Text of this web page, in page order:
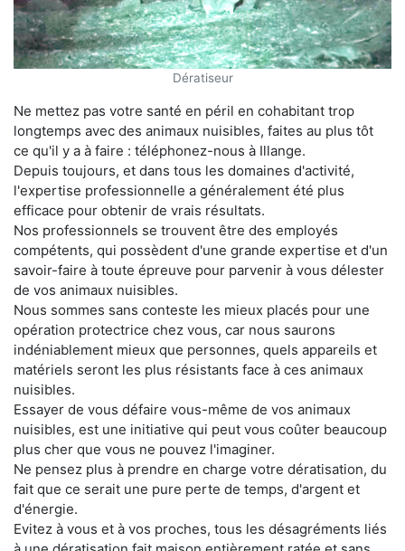
Dératiseur
Ne mettez pas votre santé en péril en cohabitant trop
longtemps avec des animaux nuisibles, faites au plus tôt
ce qu'il y a à faire : téléphonez-nous à Illange.
Depuis toujours, et dans tous les domaines d'activité,
l'expertise professionnelle a généralement été plus
efficace pour obtenir de vrais résultats.
Nos professionnels se trouvent être des employés
compétents, qui possèdent d'une grande expertise et d'un
savoir-faire à toute épreuve pour parvenir à vous délester
de vos animaux nuisibles.
Nous sommes sans conteste les mieux placés pour une
opération protectrice chez vous, car nous saurons
indéniablement mieux que personnes, quels appareils et
matériels seront les plus résistants face à ces animaux
nuisibles.
Essayer de vous défaire vous-même de vos animaux
nuisibles, est une initiative qui peut vous coûter beaucoup
plus cher que vous ne pouvez l'imaginer.
Ne pensez plus à prendre en charge votre dératisation, du
fait que ce serait une pure perte de temps, d'argent et
d'énergie.
Evitez à vous et à vos proches, tous les désagréments liés